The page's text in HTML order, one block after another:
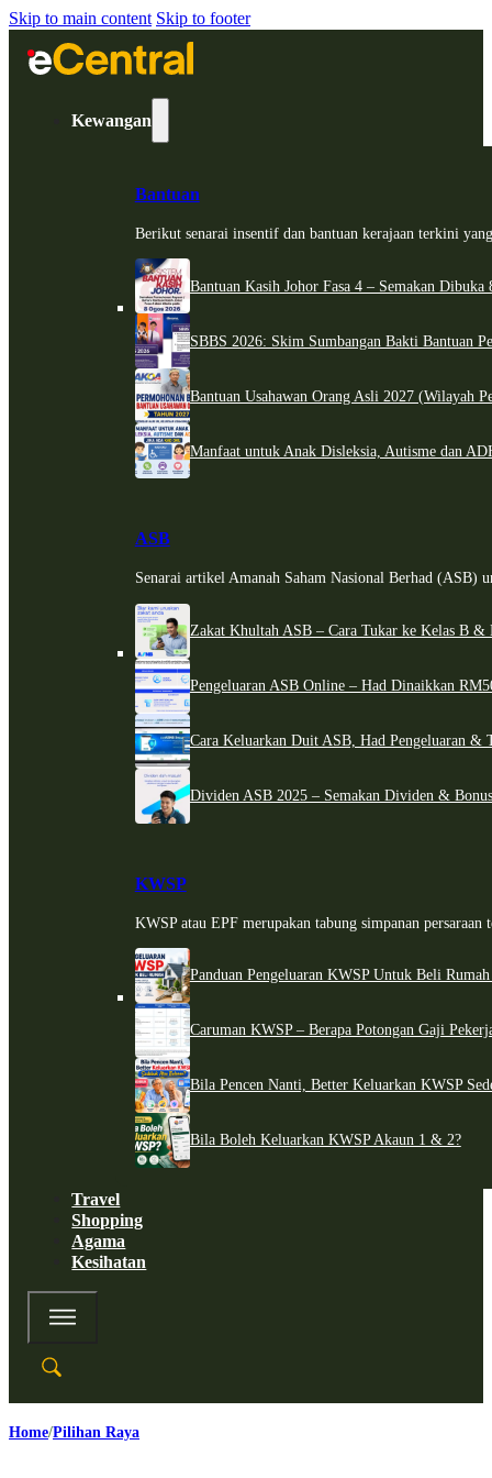
Skip to main content Skip to footer
Kewangan
Bantuan
Berikut senarai insentif dan bantuan kerajaan terkini
Bantuan Kasih Johor Fasa 4 – Semakan
SBBS 2026: Skim Sumbangan Bakti Bantuan
Bantuan Usahawan Orang Asli 2027 (Wilayah
Manfaat untuk Anak Disleksia, Autisme dan
ASB
Senarai artikel Amanah Saham Nasional Berhad (ASB)
Zakat Khultah ASB – Cara Tukar ke Kelas B &
Pengeluaran ASB Online – Had Dinaikkan
Cara Keluarkan Duit ASB, Had Pengeluaran &
Dividen ASB 2025 – Semakan Dividen &
KWSP
KWSP atau EPF merupakan tabung simpanan persaraan
Panduan Pengeluaran KWSP Untuk Beli
Caruman KWSP – Berapa Potongan Gaji
Bila Pencen Nanti, Better Keluarkan KWSP
Bila Boleh Keluarkan KWSP Akaun 1 & 2?
Travel
Shopping
Agama
Kesihatan
Home Pilihan Raya